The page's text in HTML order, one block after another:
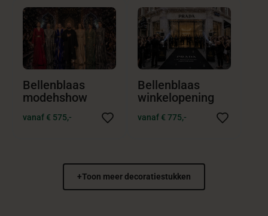
Bellenblaas
modehshow
vanaf € 575,-
Bellenblaas
winkelopening
vanaf € 775,-
+Toon meer decoratiestukken